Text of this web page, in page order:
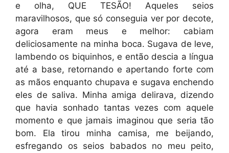
e olha, QUE TESÃO! Aqueles seios
maravilhosos, que só conseguia ver por decote,
agora eram meus e melhor: cabiam
deliciosamente na minha boca. Sugava de leve,
lambendo os biquinhos, e então descia a língua
até a base, retornando e apertando forte com
as mãos enquanto chupava e sugava enchendo
eles de saliva. Minha amiga delirava, dizendo
que havia sonhado tantas vezes com aquele
momento e que jamais imaginou que seria tão
bom. Ela tirou minha camisa, me beijando,
esfregando os seios babados no meu peito,